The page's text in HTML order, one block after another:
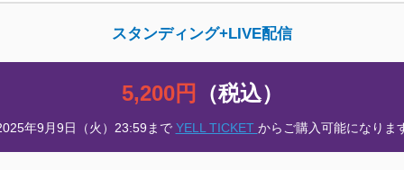
スタンディング+LIVE配信
5,200円 （税込）
年9月9日（火）23:59まで YELL TICKET からご購入可能になりま